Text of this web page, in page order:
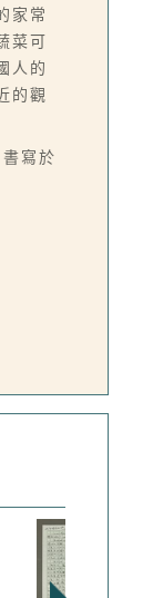
家常
菜可
人的
的觀
寫於